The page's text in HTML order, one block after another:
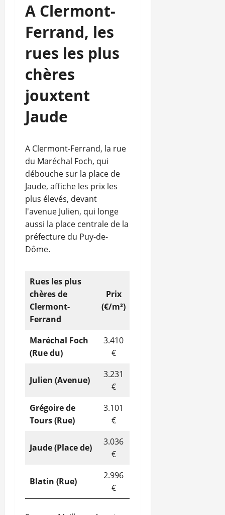
A Clermont-
Ferrand, les
rues les plus
chères
jouxtent
Jaude
A Clermont-Ferrand, la rue
du Maréchal Foch, qui
débouche sur la place de
Jaude, affiche les prix les
plus élevés, devant
l'avenue Julien, qui longe
aussi la place centrale de la
préfecture du Puy-de-
Dôme.
Rues les plus
chères de
Clermont-
Ferrand
Prix
(€/m²)
Maréchal Foch
(Rue du)
3.410
€
Julien (Avenue)
3.231
€
Grégoire de
Tours (Rue)
3.101
€
Jaude (Place de)
3.036
€
Blatin (Rue)
2.996
€